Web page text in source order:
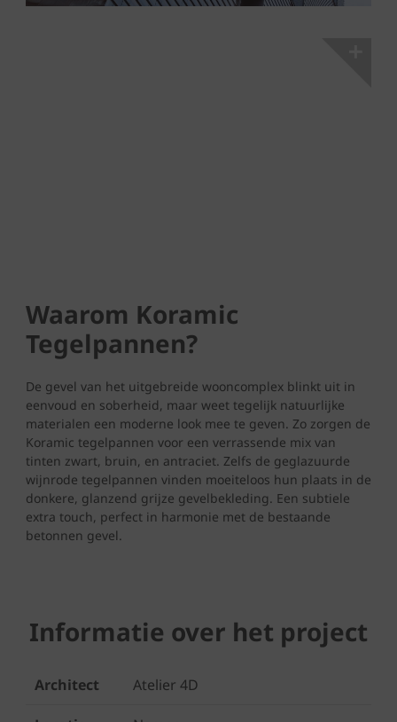
Waarom Koramic
Tegelpannen?
De gevel van het uitgebreide wooncomplex blinkt uit in
eenvoud en soberheid, maar weet tegelijk natuurlijke
materialen een moderne look mee te geven. Zo zorgen de
Koramic tegelpannen voor een verrassende mix van
tinten zwart, bruin, en antraciet. Zelfs de geglazuurde
wijnrode tegelpannen vinden moeiteloos hun plaats in de
donkere, glanzend grijze gevelbekleding. Een subtiele
extra touch, perfect in harmonie met de bestaande
betonnen gevel.
Informatie over het project
Architect Atelier 4D